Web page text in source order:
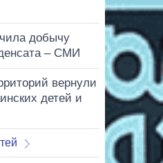
добычу
– СМИ
вернули
детей и